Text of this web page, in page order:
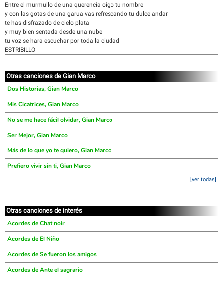
Entre el murmullo de una querencia oigo tu nombre
y con las gotas de una garua vas refrescando tu dulce andar
te has disfrazado de cielo plata
y muy bien sentada desde una nube
tu voz se hara escuchar por toda la ciudad
ESTRIBILLO
Otras canciones de Gian Marco
Dos Historias, Gian Marco
Mis Cicatrices, Gian Marco
No se me hace fácil olvidar, Gian Marco
Ser Mejor, Gian Marco
Más de lo que yo te quiero, Gian Marco
Prefiero vivir sin ti, Gian Marco
[ver todas]
Otras canciones de interés
Acordes de Chat noir
Acordes de El Niño
Acordes de Se fueron los amigos
Acordes de Ante el sagrario